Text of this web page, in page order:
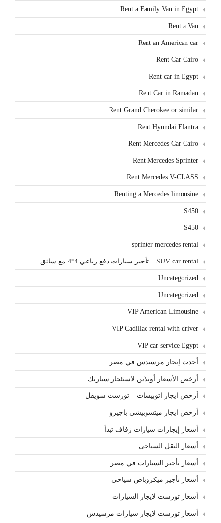
Rent a Family Van in Egypt
Rent a Van
Rent an American car
Rent Car Cairo
Rent car in Egypt
Rent Car in Ramadan
Rent Grand Cherokee or similar
Rent Hyundai Elantra
Rent Mercedes Car Cairo
Rent Mercedes Sprinter
Rent Mercedes V-CLASS
Renting a Mercedes limousine
S450
S450
sprinter mercedes rental
SUV car rental – تأجير سيارات دفع رباعي 4*4 مع سائق
Uncategorized
Uncategorized
VIP American Limousine
VIP Cadillac rental with driver
VIP car service Egypt
أحدث إيجار مرسيدس في مصر
أرخص الأسعار أونلاين لاستئجار سيارتك
أرخص ايجار اتوبيسات – تورست سويفل
أرخص ايجار ميتسوبيشى باجيرو
أسعار إيجارات سيارات زفاف تبدأ
أسعار النقل السياحى
أسعار تأجير السيارات في مصر
أسعار تأجير ميكروباص سياحي
أسعار تورست لايجار السيارات
أسعار تورست لايجار سيارات مرسيدس